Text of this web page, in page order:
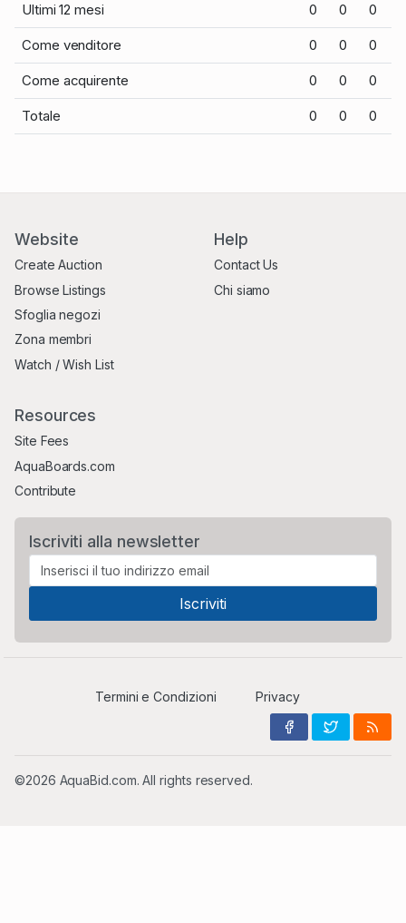
Ultimi 12 mesi 0 0 0
Come venditore 0 0 0
Come acquirente 0 0 0
Totale 0 0 0
Website
Create Auction
Browse Listings
Sfoglia negozi
Zona membri
Watch / Wish List
Help
Contact Us
Chi siamo
Resources
Site Fees
AquaBoards.com
Contribute
Iscriviti alla newsletter
Termini e Condizioni Privacy
©2026 AquaBid.com. All rights reserved.